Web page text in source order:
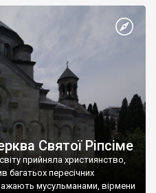
став Василем-християнином.
честь Херсонесу Таврійського
Святої Ріпсіме
прийняла християнство,
багатьох пересічних
мусульманами, вірмени